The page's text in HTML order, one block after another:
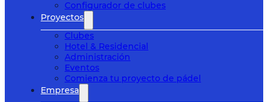
Configurador de clubes
Proyectos
Clubes
Hotel & Residencial
Administración
Eventos
Comienza tu proyecto de pádel
Empresa